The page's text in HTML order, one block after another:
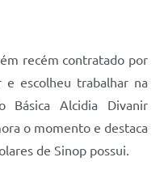
recém contratado por
e escolheu trabalhar na
Básica Alcidia Divanir
o momento e destaca
de Sinop possui.